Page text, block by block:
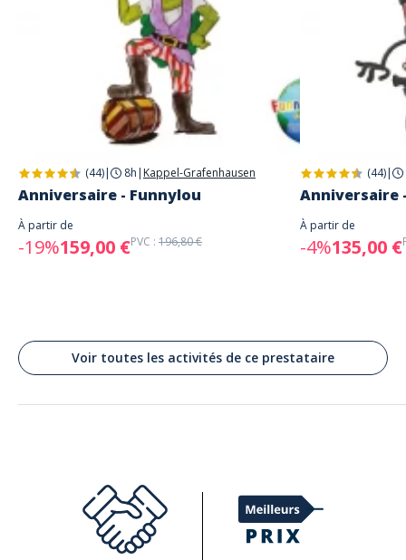
Funny-World Team
A répondu à Brigitte le 09/07/2026
Liebe Brigitte, vielen Dank für Ihre Bewertung. Es tut uns leid, dass Ihr
Besuch nicht Ihren Erwartungen entsprochen hat. Die Sicherheit und
Funktion unserer Fahrgeschäfte haben für uns höchste Priorität. Alle
Attraktionen werden regelmäßig gewartet und überprüft. Ihren
Hinweis auf veraltete, schwergängige oder defekte Fahrgeschäfte im
Außenbereich nehmen wir dennoch sehr ernst und werden dies
intern nochmals sorgfältig prüfen. Wir bedauern, dass Sie insgesamt
einem zukünftigen Besuch von unserem Freizeitpark wieder positiver
überzeugen zu können. Viele Grüße aus dem Funny-World
(44)| 8h | Kappel-Grafenhausen
Anniversaire - Funnylou
À partir de
-19%159,00 €PVC : 196,80 €
(44)|
Anniversaire
À partir de
-4%135,00 €
Voir toutes les activités de ce prestataire